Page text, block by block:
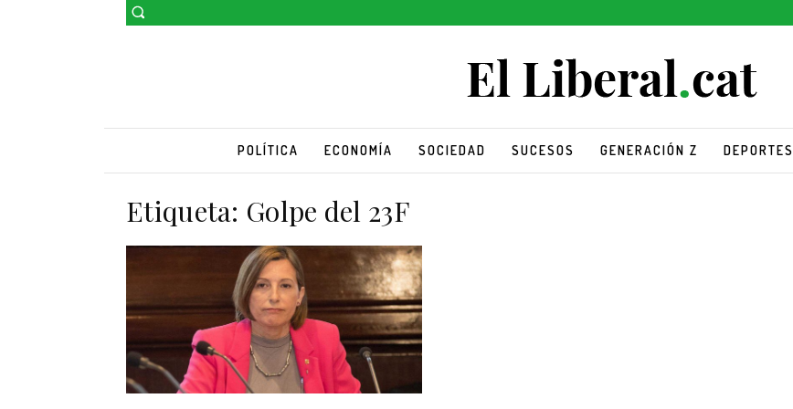
POLÍTICA ECONOMÍA SOCIEDAD SUCESOS GENERACIÓN Z DEPORTES
Etiqueta: Golpe del 23F